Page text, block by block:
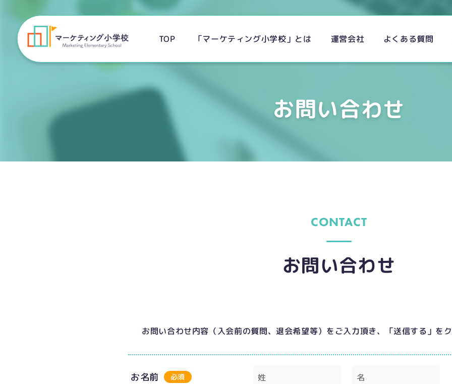
TOP 「マーケティング小学校」とは 運営会社 よくある質問
お問い合わせ
CONTACT
お問い合わせ
お問い合わせ内容（入会前の質問、退会希望等）をご入力頂き、 「送信する」を
お名前 必須